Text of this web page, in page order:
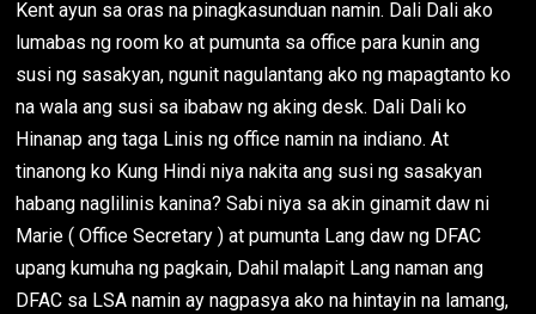
Kent ayun sa oras na pinagkasunduan namin. Dali Dali ako
lumabas ng room ko at pumunta sa office para kunin ang
susi ng sasakyan, ngunit nagulantang ako ng mapagtanto ko
na wala ang susi sa ibabaw ng aking desk. Dali Dali ko
Hinanap ang taga Linis ng office namin na indiano. At
tinanong ko Kung Hindi niya nakita ang susi ng sasakyan
habang naglilinis kanina? Sabi niya sa akin ginamit daw ni
Marie ( Office Secretary ) at pumunta Lang daw ng DFAC
upang kumuha ng pagkain, Dahil malapit Lang naman ang
DFAC sa LSA namin ay nagpasya ako na hintayin na lamang,